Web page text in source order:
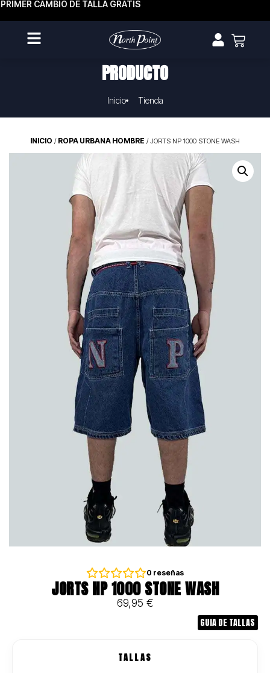
PRIMER CAMBIO DE TALLA GRATIS
PRODUCTO
Inicio Tienda
INICIO / ROPA URBANA HOMBRE / JORTS NP 1000 STONE WASH
0 reseñas
JORTS NP 1000 STONE WASH
69,95 €
GUIA DE TALLAS
TALLAS